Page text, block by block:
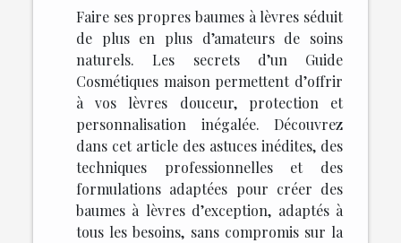
Faire ses propres baumes à lèvres séduit
de plus en plus d’amateurs de soins
naturels. Les secrets d’un Guide
Cosmétiques maison permettent d’offrir
à vos lèvres douceur, protection et
personnalisation inégalée. Découvrez
dans cet article des astuces inédites, des
techniques professionnelles et des
formulations adaptées pour créer des
baumes à lèvres d’exception, adaptés à
tous les besoins, sans compromis sur la